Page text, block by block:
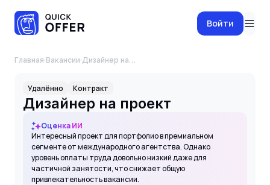
Войти
Главная·Вакансии· Дизайнер на проект
Удалённо Контракт
Дизайнер на проект
Оценка ИИ
Интересный проект для портфолио в премиальном
сегменте от международного агентства. Однако
уровень оплаты труда довольно низкий даже для
частичной занятости, что снижает общую
привлекательность вакансии.